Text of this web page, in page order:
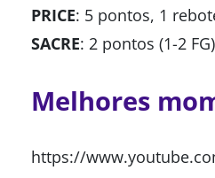
PRICE: 5 pontos, 1
SACRE: 2 pontos (1-2
Melhores
https://